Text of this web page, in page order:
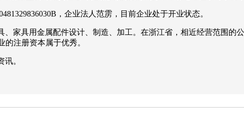
，企业法人范雳，目前企业处于开业状态。
家具用金属配件设计、制造、加工。在浙江省，相近经营范围的
的注册资本属于优秀。
。